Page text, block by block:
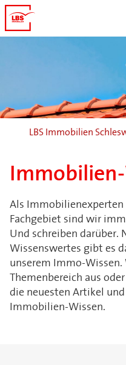
LBS Immobilien
Als
Fachgebiet sind wir
Und schreiben darüber.
Wissenswertes gibt es
unserem Immo-Wissen.
Themenbereich aus
die neuesten Artikel
Immobilien-Wissen.